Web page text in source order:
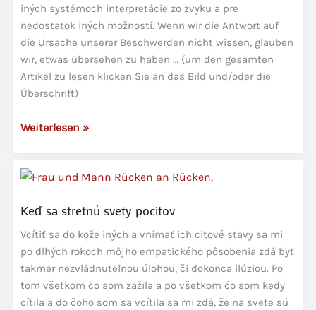
iných systémoch interpretácie zo zvyku a pre
nedostatok iných možností. Wenn wir die Antwort auf
die Ursache unserer Beschwerden nicht wissen, glauben
wir, etwas übersehen zu haben … (um den gesamten
Artikel zu lesen klicken Sie an das Bild und/oder die
Überschrift)
Psychosomatika
a
len
časťou
pravdy
Weiterlesen »
Keď sa stretnú svety pocitov
Vcítiť sa do kože iných a vnímať ich citové stavy sa mi
po dlhých rokoch môjho empatického pôsobenia zdá byť
takmer nezvládnuteľnou úlohou, či dokonca ilúziou. Po
tom všetkom čo som zažila a po všetkom čo som kedy
cítila a do čoho som sa vcítila sa mi zdá, že na svete sú